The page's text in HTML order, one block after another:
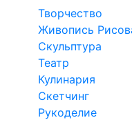
Творчество
Живопись
Скульптура
Театр
Кулинария
Скетчинг
Рукоделие